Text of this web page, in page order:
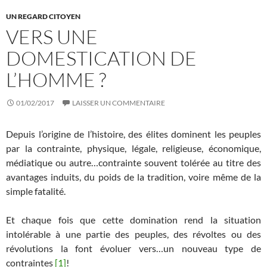
UN REGARD CITOYEN
VERS UNE
DOMESTICATION DE
L’HOMME ?
01/02/2017 LAISSER UN COMMENTAIRE
Depuis l’origine de l’histoire, des élites dominent les peuples
par la contrainte, physique, légale, religieuse, économique,
médiatique ou autre…contrainte souvent tolérée au titre des
avantages induits, du poids de la tradition, voire même de la
simple fatalité.
Et chaque fois que cette domination rend la situation
intolérable à une partie des peuples, des révoltes ou des
révolutions la font évoluer vers…un nouveau type de
contraintes [1]!